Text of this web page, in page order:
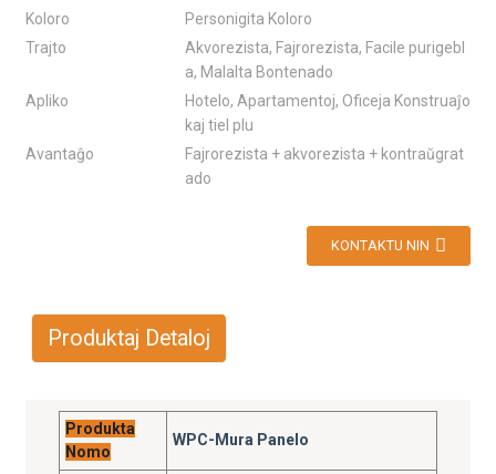
Koloro
Personigita Koloro
Trajto
Akvorezista, Fajrorezista, Facile purigebl
a, Malalta Bontenado
Apliko
Hotelo, Apartamentoj, Oficeja Konstruaĵo
kaj tiel plu
Avantaĝo
Fajrorezista + akvorezista + kontraŭgrat
ado
KONTAKTU NIN
Produktaj Detaloj
Produkta
Nomo
WPC-Mura Panelo